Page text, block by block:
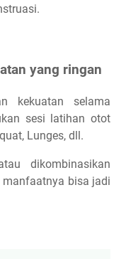
yang ringan
kekuatan selama
sesi latihan otot
Lunges, dll.
dikombinasikan
bisa jadi